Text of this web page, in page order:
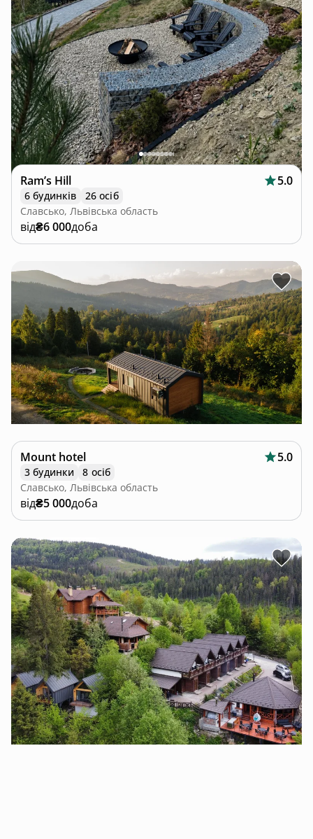
Ram’s Hill 5.0
6 будинків
26 осіб
Славсько, Львівська область
від₴6 000доба
Mount hotel 5.0
3 будинки
8 осіб
Славсько, Львівська область
від₴5 000доба